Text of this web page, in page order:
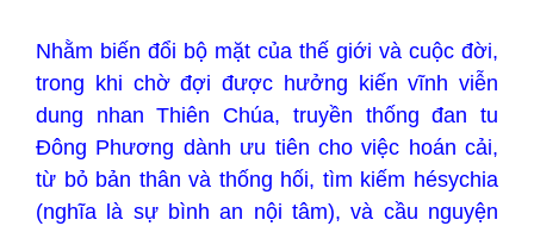
Nhằm biến đổi bộ mặt của thế giới và cuộc đời,
trong khi chờ đợi được hưởng kiến vĩnh viễn
dung nhan Thiên Chúa, truyền thống đan tu
Đông Phương dành ưu tiên cho việc hoán cải,
từ bỏ bản thân và thống hối, tìm kiếm hésychia
(nghĩa là sự bình an nội tâm), và cầu nguyện